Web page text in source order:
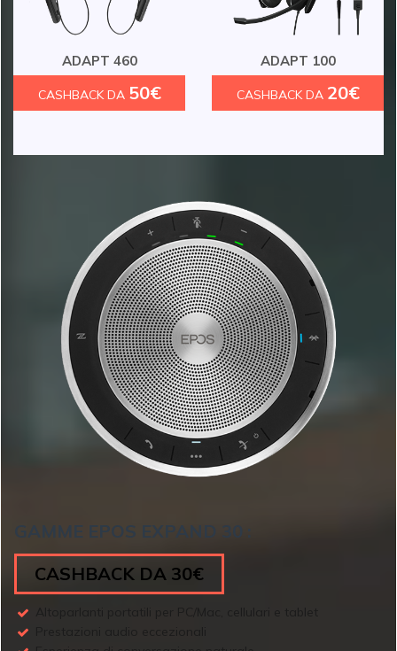
ADAPT 460
CASHBACK DA 50€
ADAPT 100
CASHBACK DA 20€
GAMME EPOS EXPAND 30 :
CASHBACK DA 30€